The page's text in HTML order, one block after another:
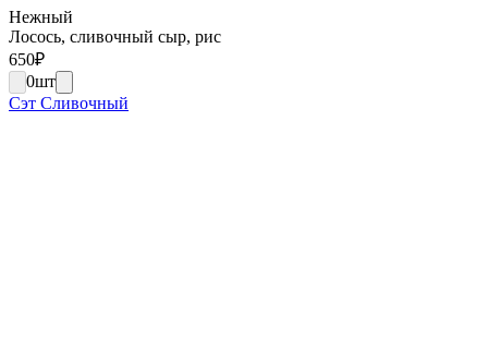
Нежный
Лосось, сливочный сыр, рис
650₽
0шт
Сэт Сливочный